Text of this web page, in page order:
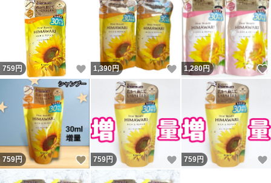
759円 いいね！
1,390円 いいね！
1,280円
759円 いいね！
759円 いいね！
759円